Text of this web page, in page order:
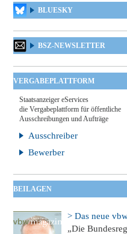
BLUESKY
BSZ-NEWSLETTER
VERGABEPLATTFORM
Staatsanzeiger eServices
die Vergabeplattform für öffentliche
Ausschreibungen und Aufträge
Ausschreiber
Bewerber
BEILAGEN
> Das neue
„Die